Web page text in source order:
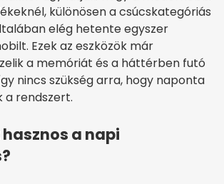
különösen a csúcskategóriás
elég hetente egyszer
Ezek az eszközök már
a memóriát és a háttérben futó
nincs szükség arra, hogy naponta
a rendszert.
a napi